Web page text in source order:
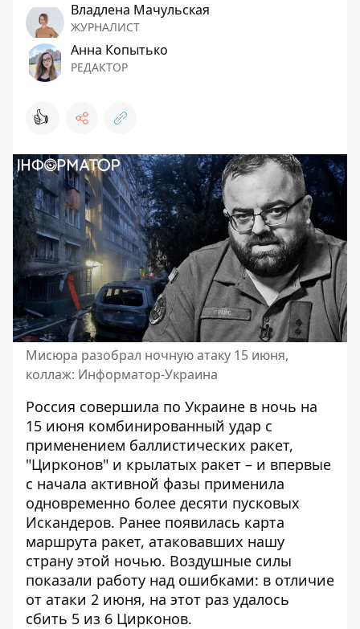
Владлена Мачульская
ЖУРНАЛИСТ
Анна Копытько
РЕДАКТОР
👍
Мисюра разобрал ночную атаку 15 июня,
коллаж: Информатор-Украина
Россия совершила по Украине в ночь на
15 июня комбинированный удар с
применением баллистических ракет,
"Цирконов" и крылатых ракет – и впервые
с начала активной фазы применила
одновременно более десяти пусковых
Искандеров. Ранее появилась карта
маршрута ракет, атаковавших нашу
страну этой ночью. Воздушные силы
показали работу над ошибками: в отличие
от атаки 2 июня, на этот раз удалось
сбить 5 из 6 Цирконов.